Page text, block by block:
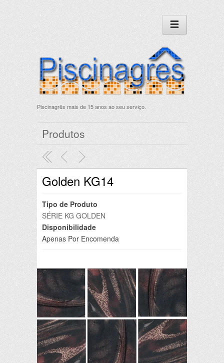
Piscinagrês mais de 15 anos ao seu serviço.
Produtos
Golden KG14
Tipo de Produto
SÉRIE KG GOLDEN
Disponibilidade
Apenas Por Encomenda